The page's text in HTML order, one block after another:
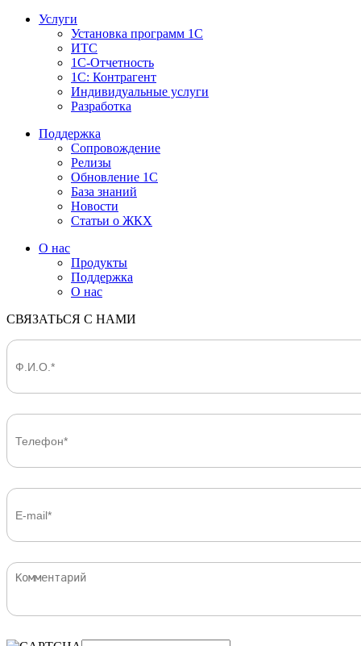
Услуги
Установка программ 1С
ИТС
1С-Отчетность
1С: Контрагент
Индивидуальные услуги
Разработка
Поддержка
Сопровождение
Релизы
Обновление 1С
База знаний
Новости
Статьи о ЖКХ
О нас
Продукты
Поддержка
О нас
СВЯЗАТЬСЯ С НАМИ